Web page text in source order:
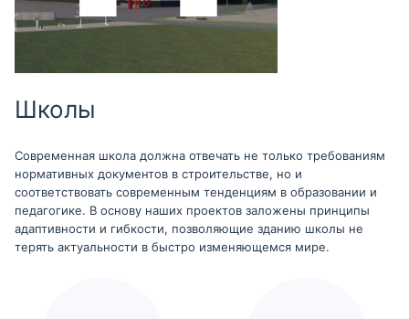
Школы
Современная школа должна отвечать не только требованиям
нормативных документов в строительстве, но и
соответствовать современным тенденциям в образовании и
педагогике. В основу наших проектов заложены принципы
адаптивности и гибкости, позволяющие зданию школы не
терять актуальности в быстро изменяющемся мире.